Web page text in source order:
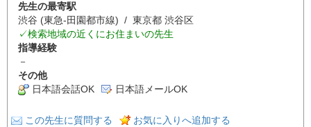
先生の最寄駅
渋谷 (東急-田園都市線) / 東京都 渋谷区
✓検索地域の近くにお住まいの先生
指導経験
－
その他
日本語会話OK
日本語メールOK
この先生に質問する
お気に入りへ追加する